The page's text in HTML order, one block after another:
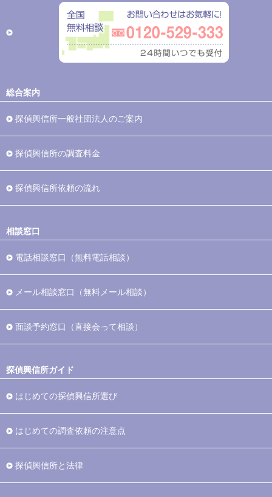
総合案内
探偵興信所一般社団法人のご案内
探偵興信所の調査料金
探偵興信所依頼の流れ
相談窓口
電話相談窓口（無料電話相談）
メール相談窓口（無料メール相談）
面談予約窓口（直接会って相談）
探偵興信所ガイド
はじめての探偵興信所選び
はじめての調査依頼の注意点
探偵興信所と法律